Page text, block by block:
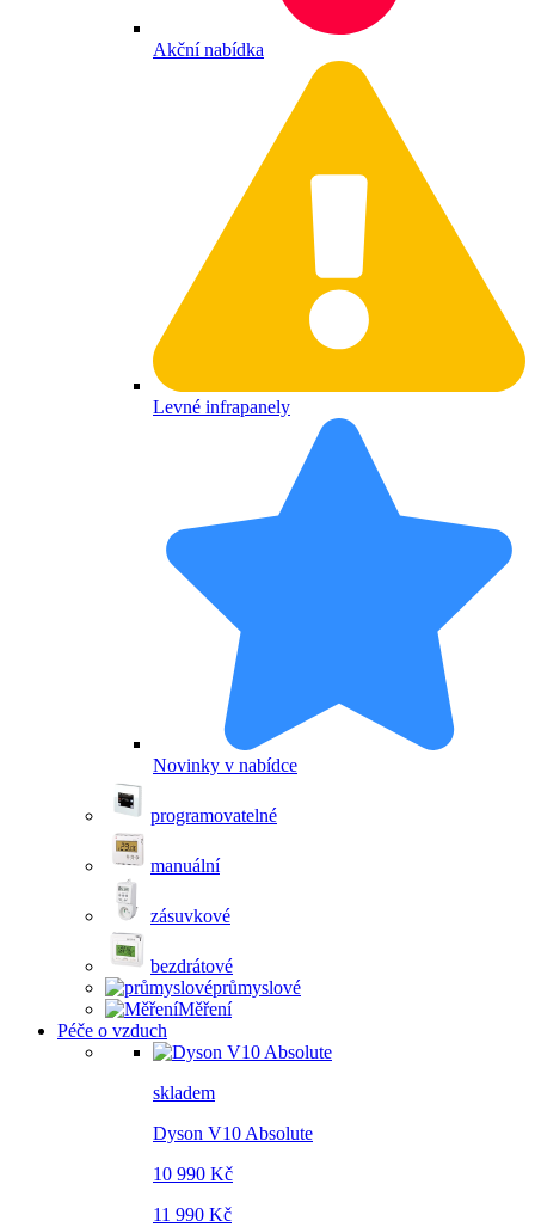
Akční nabídka
Levné infrapanely
Novinky v nabídce
programovatelné
manuální
zásuvkové
bezdrátové
průmyslové
Měření
Péče o vzduch
skladem
Dyson V10 Absolute
10 990 Kč
11 990 Kč